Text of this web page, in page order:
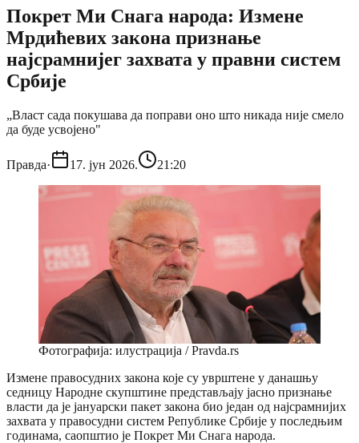
Покрет Ми Снага народа: Измене
Мрдићевих закона признање
најсрамнијег захвата у правни систем
Србије
„Власт сада покушава да поправи оно што никада није смело
да буде усвојено"
Правда· 17. јун 2026. 21:20
Фотографија: илустрација / Pravda.rs
Измене правосудних закона које су уврштене у данашњу
седницу Народне скупштине представљају јасно признање
власти да је јануарски пакет закона био један од најсрамнијих
захвата у правосудни систем Републике Србије у последњим
годинама, саопштио је Покрет Ми Снага народа.